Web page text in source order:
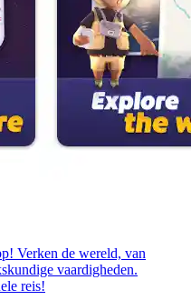
Verken de wereld, van
vaardigheden.
reis!